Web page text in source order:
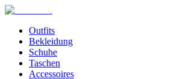
Outfits
Bekleidung
Schuhe
Taschen
Accessoires